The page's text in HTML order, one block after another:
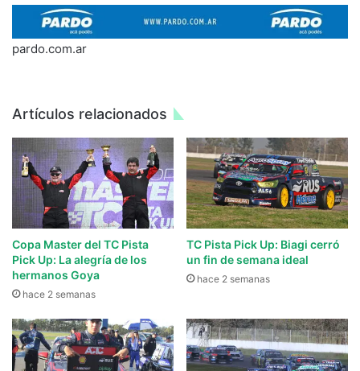
pardo.com.ar
Artículos relacionados
Copa Master del TC Pista
Pick Up: La alegría de los
hermanos Goya
hace 2 semanas
TC Pista Pick Up: Biagi cerró
un fin de semana ideal
hace 2 semanas